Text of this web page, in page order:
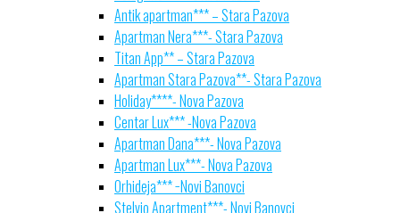
Antik apartman*** – Stara Pazova
Apartman Nera***- Stara Pazova
Titan App** – Stara Pazova
Apartman Stara Pazova**- Stara Pazova
Holiday****- Nova Pazova
Centar Lux*** -Nova Pazova
Apartman Dana***- Nova Pazova
Apartman Lux***- Nova Pazova
Orhideja*** −Novi Banovci
Stelvio Apartment***- Novi Banovci